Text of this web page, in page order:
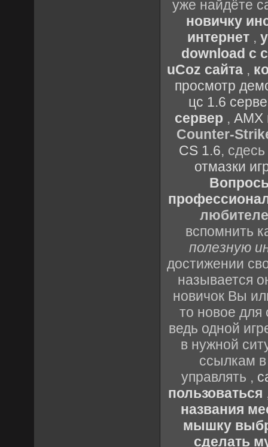
уже найдёте
новичку
интернет,
download с
uCoz сайта,
просмотр
цс 1.6
сервер , AMX
Counter-
CS 1.6,
отмазки
вспомнить
полезную
достижении
называется
новичок Вы
то новое для
ведь одной
в нужной
ссылкам
управлять ,
пользоваться
названия
мышку
сделать